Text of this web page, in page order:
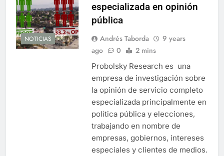
NOTICIAS
especializada en opinión
pública
Andrés Taborda
9 years
ago
0 2 mins
Probolsky Research es una
empresa de investigación sobre
la opinión de servicio completo
especializada principalmente en
política pública y elecciones,
trabajando en nombre de
empresas, gobiernos, intereses
especiales y clientes de medios.